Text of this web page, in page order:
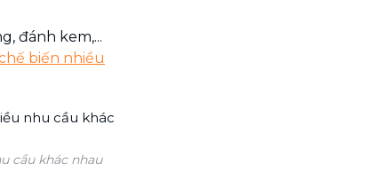
đánh kem,...
biến nhiều
cầu khác nhau